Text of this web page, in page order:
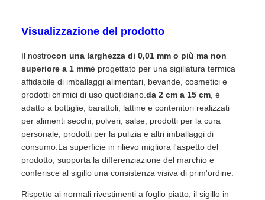
Visualizzazione del prodotto
Il nostrocon una larghezza di 0,01 mm o più ma non
superiore a 1 mmè progettato per una sigillatura termica
affidabile di imballaggi alimentari, bevande, cosmetici e
prodotti chimici di uso quotidiano.da 2 cm a 15 cm, è
adatto a bottiglie, barattoli, lattine e contenitori realizzati
per alimenti secchi, polveri, salse, prodotti per la cura
personale, prodotti per la pulizia e altri imballaggi di
consumo.La superficie in rilievo migliora l'aspetto del
prodotto, supporta la differenziazione del marchio e
conferisce al sigillo una consistenza visiva di prim'ordine.
Rispetto ai normali rivestimenti a foglio piatto, il sigillo in